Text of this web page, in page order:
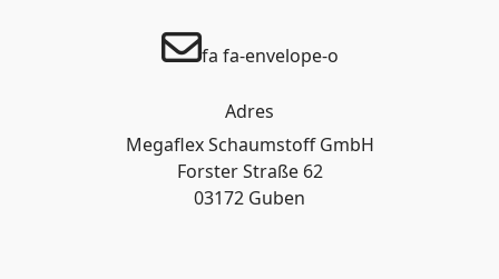
fa fa-envelope-o
Adres
Megaflex Schaumstoff GmbH
Forster Straße 62
03172 Guben